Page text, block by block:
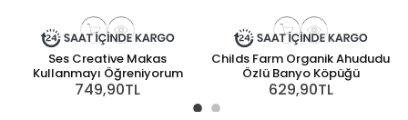
Ses Creative Makas
Kullanmayı Öğreniyorum
749,90TL
Childs Farm Organik Ahududu
Özlü Banyo Köpüğü
629,90TL